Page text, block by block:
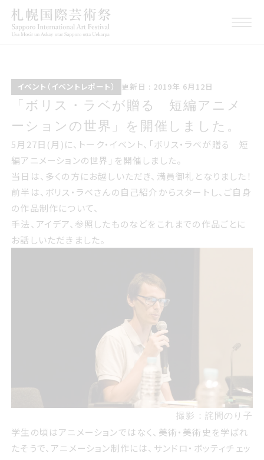
イベントイベントレポート
イベント（イベントレポート）
こうしんび 2019年 ろくが
つ12日
更新日 : 2019年 6月12日
ボリスラベが贈る 短編アニメーショ
ンの世界を開催しました
「ボリス・ラベが贈る 短編アニメ
ーションの世界」を開催しました。
5月27日(月)に、トーク・イベント、「ボリス・ラベが贈る 短
編アニメーションの世界」を開催しました。
当日は、多くの方にお越しいただき、満員御礼となりました！
前半は、ボリス・ラベさんの自己紹介からスタートし、ご自身
の作品制作について、
手法、アイデア、参照したものなどをこれまでの作品ごとに
お話しいただきました。
撮影：詫間のり子
学生の頃はアニメーションではなく、美術・美術史を学ばれ
たそうで、アニメーション制作には、サンドロ・ボッティチェッ